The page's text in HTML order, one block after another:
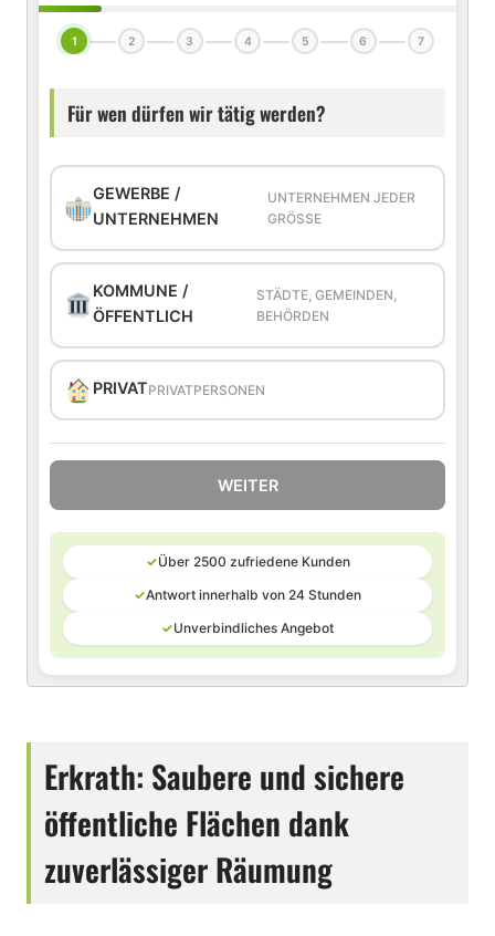
1 2 3 4 5 6 7
Für wen dürfen wir tätig werden?
GEWERBE /
UNTERNEHMEN
UNTERNEHMEN JEDER
GRÖSSE
KOMMUNE /
ÖFFENTLICH
STÄDTE, GEMEINDEN,
BEHÖRDEN
PRIVATPRIVATPERSONEN
WEITER
✓Über 2500 zufriedene Kunden
✓Antwort innerhalb von 24 Stunden
✓Unverbindliches Angebot
Erkrath: Saubere und sichere
öffentliche Flächen dank
zuverlässiger Räumung